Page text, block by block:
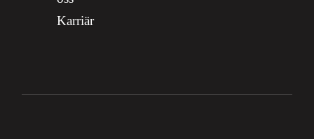
Karriär